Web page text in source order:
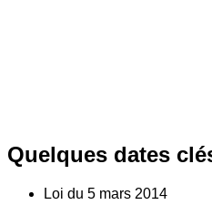
Quelques dates
Loi du 5 mars 2014